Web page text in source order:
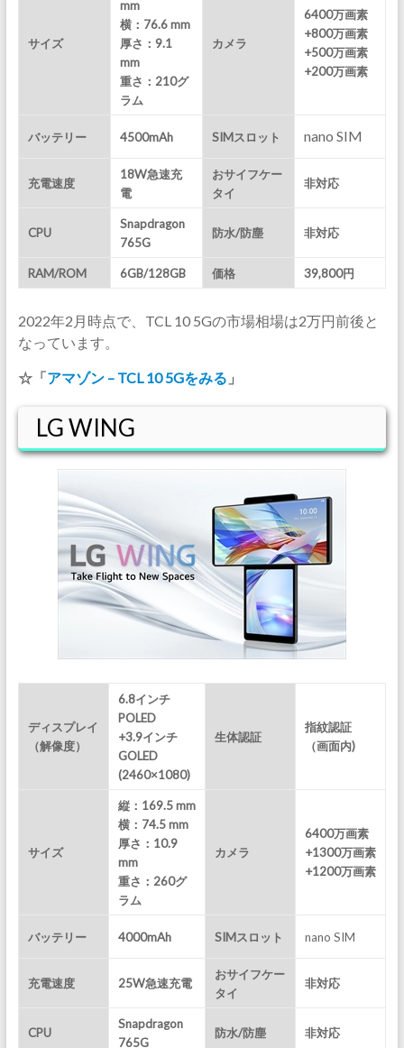
サイズ
mm
横：76.6 mm
厚さ：9.1
mm
重さ：210グ
ラム
カメラ
6400万画素
+800万画素
+500万画素
+200万画素
バッテリー 4500mAh SIMスロット nano SIM
充電速度
18W急速充
電
おサイフケー
タイ
非対応
CPU
Snapdragon
765G
防水/防塵 非対応
RAM/ROM 6GB/128GB 価格 39,800円
2022年2月時点で、TCL 10 5Gの市場相場は2万円前後と
なっています。
☆「アマゾン – TCL 10 5Gをみる 」
LG WING
ディスプレイ
（解像度）
6.8インチ
POLED
+3.9インチ
GOLED
(2460×1080)
生体認証
指紋認証
（画面内)
サイズ
縦：169.5 mm
横：74.5 mm
厚さ：10.9
mm
重さ：260グ
ラム
カメラ
6400万画素
+1300万画素
+1200万画素
バッテリー 4000mAh SIMスロット nano SIM
充電速度 25W急速充電
おサイフケー
タイ
非対応
CPU
Snapdragon
765G
防水/防塵 非対応